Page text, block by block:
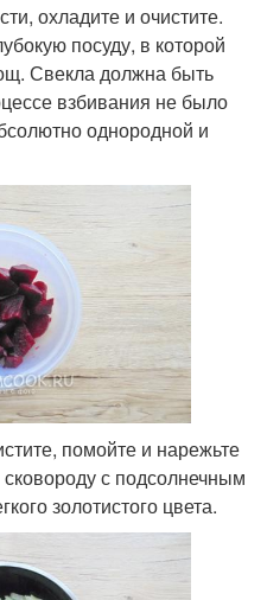
охладите и очистите.
посуду, в которой
Свекла должна быть
взбивания не было
однородной и
помойте и нарежьте
с подсолнечным
золотистого цвета.